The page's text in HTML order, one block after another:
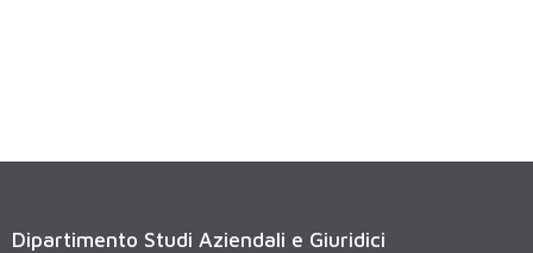
Dipartimento Studi Aziendali e Giuridici